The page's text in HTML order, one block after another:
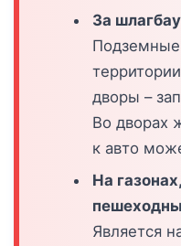
За
дворы –
Во дворах
к авто
На
Является